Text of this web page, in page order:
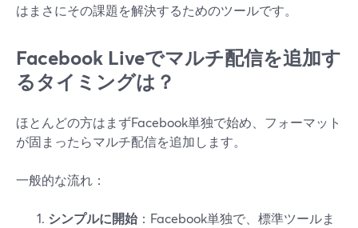
はまさにその課題を解決するためのツールです。
Facebook Liveでマルチ配信を追加す
るタイミングは？
ほとんどの方はまずFacebook単独で始め、フォーマット
が固まったらマルチ配信を追加します。
一般的な流れ：
シンプルに開始：Facebook単独で、標準ツールま